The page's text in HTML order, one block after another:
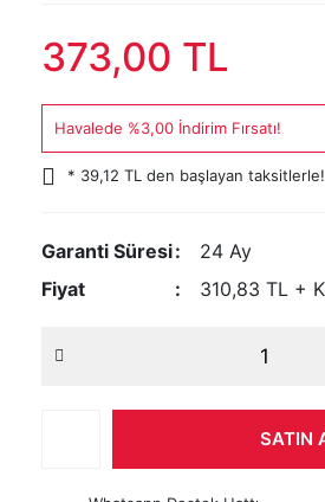
373,00 TL
Havalede %3,00 İndirim Fırsatı!
* 39,12 TL den başlayan taksitlerle!
Garanti Süresi
24 Ay
Fiyat
310,83 TL +
SATIN